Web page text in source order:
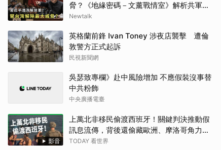
脅？《地緣密碼－文薰戰情室》解析共軍軍
權危機與真實戰力
Newtalk
英格蘭前鋒 Ivan Toney 涉夜店襲擊 遭倫
敦警方正式起訴
民視新聞網
吳瑟致專欄》赴中風險增加 不應假裝沒事替
中共粉飾
中央廣播電臺
影音
上萬北非移民偷渡西班牙！關鍵判決推動假
訊息流傳，背後還偷藏歐洲、摩洛哥角力？
西班牙為何被罵翻？【TODAY 看世界】
TODAY 看世界